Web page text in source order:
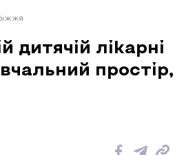
дитячій лікарні
простір,